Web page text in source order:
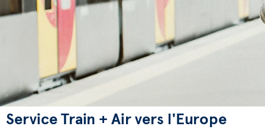
Service Train + Air vers l'Europe